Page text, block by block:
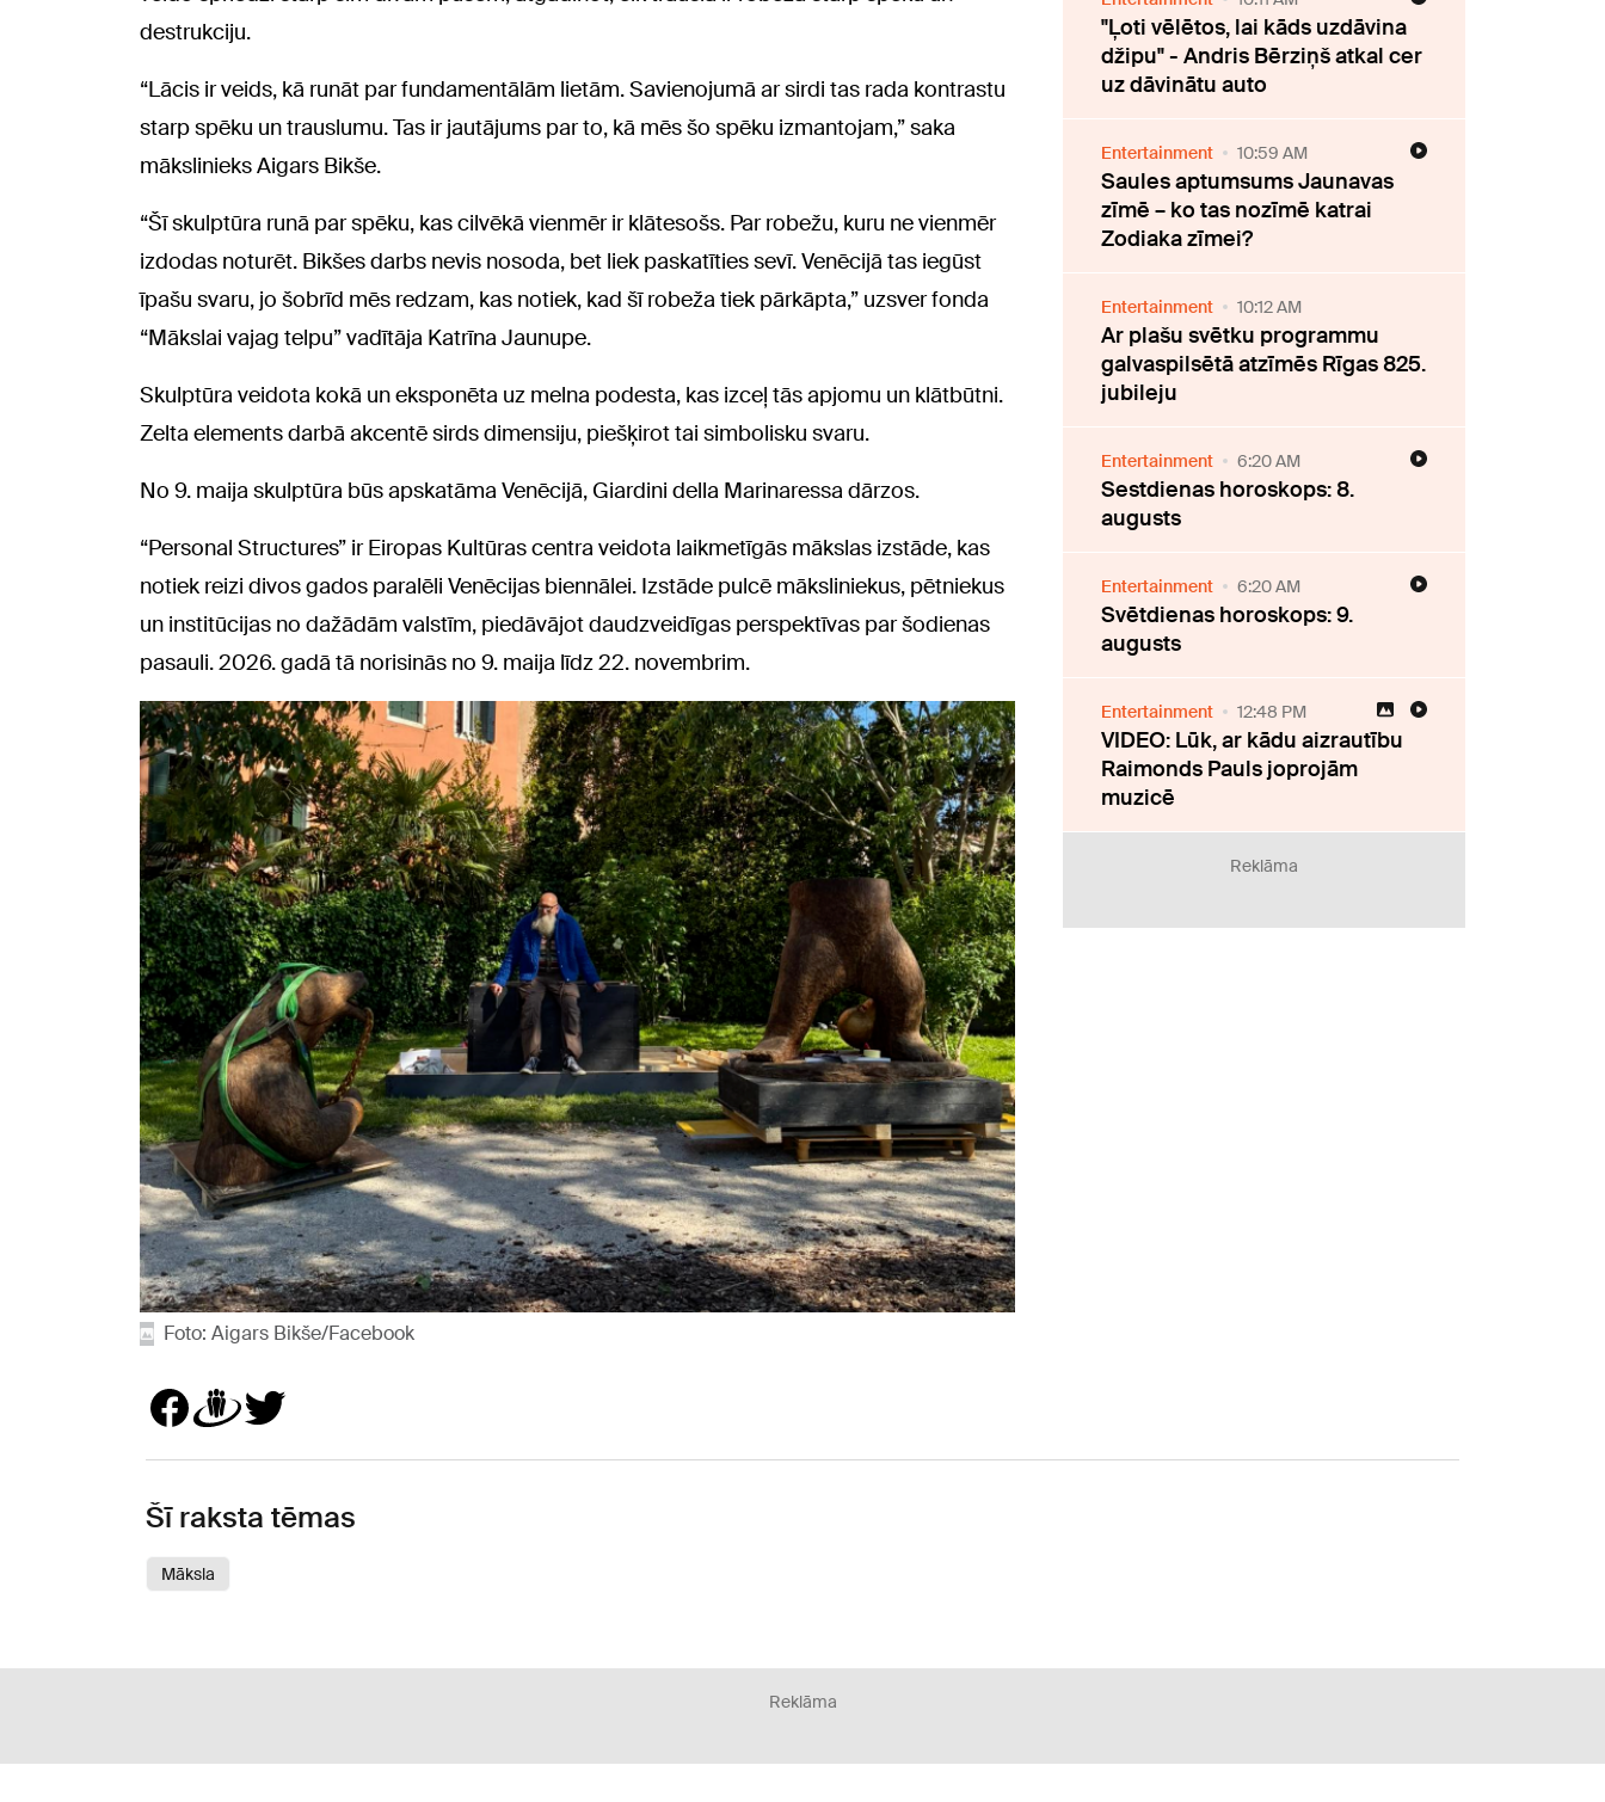
destrukciju.
“Lācis ir veids, kā runāt par fundamentālām lietām. Savienojumā ar sirdi tas rada kontrastu
starp spēku un trauslumu. Tas ir jautājums par to, kā mēs šo spēku izmantojam,” saka
mākslinieks Aigars Bikše.
“Šī skulptūra runā par spēku, kas cilvēkā vienmēr ir klātesošs. Par robežu, kuru ne vienmēr
izdodas noturēt. Bikšes darbs nevis nosoda, bet liek paskatīties sevī. Venēcijā tas iegūst
īpašu svaru, jo šobrīd mēs redzam, kas notiek, kad šī robeža tiek pārkāpta,” uzsver fonda
“Mākslai vajag telpu” vadītāja Katrīna Jaunupe.
Skulptūra veidota kokā un eksponēta uz melna podesta, kas izceļ tās apjomu un klātbūtni.
Zelta elements darbā akcentē sirds dimensiju, piešķirot tai simbolisku svaru.
No 9. maija skulptūra būs apskatāma Venēcijā, Giardini della Marinaressa dārzos.
“Personal Structures” ir Eiropas Kultūras centra veidota laikmetīgās mākslas izstāde, kas
notiek reizi divos gados paralēli Venēcijas biennālei. Izstāde pulcē māksliniekus, pētniekus
un institūcijas no dažādām valstīm, piedāvājot daudzveidīgas perspektīvas par šodienas
pasauli. 2026. gadā tā norisinās no 9. maija līdz 22. novembrim.
Foto: Aigars Bikše/Facebook
"Ļoti vēlētos, lai kāds uzdāvina
džipu" - Andris Bērziņš atkal cer
uz dāvinātu auto
Entertainment 10:59 AM
Saules aptumsums Jaunavas
zīmē – ko tas nozīmē katrai
Zodiaka zīmei?
Entertainment 10:12 AM
Ar plašu svētku programmu
galvaspilsētā atzīmēs Rīgas 825.
jubileju
Entertainment 6:20 AM
Sestdienas horoskops: 8.
augusts
Entertainment 6:20 AM
Svētdienas horoskops: 9.
augusts
Entertainment 12:48 PM
VIDEO: Lūk, ar kādu aizrautību
Raimonds Pauls joprojām
muzicē
Reklāma
Šī raksta tēmas
Māksla
Reklāma